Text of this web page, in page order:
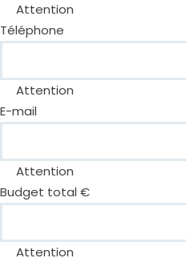
Attention
Téléphone
Attention
E-mail
Attention
Budget total €
Attention